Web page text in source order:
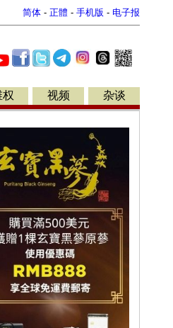
简体 - 正體 - 手机版 - 电子报
权 视频 杂谈